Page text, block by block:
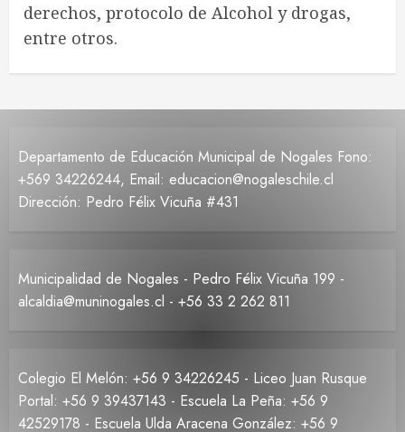
derechos, protocolo de Alcohol y drogas,
entre otros.
Departamento de Educación Municipal de Nogales Fono:
+569 34226244, Email: educacion@nogaleschile.cl
Dirección: Pedro Félix Vicuña #431
Municipalidad de Nogales - Pedro Félix Vicuña 199 -
alcaldia@muninogales.cl - +56 33 2 262 811
Colegio El Melón: +56 9 34226245 - Liceo Juan Rusque
Portal: +56 9 39437143 - Escuela La Peña: +56 9
42529178 - Escuela Ulda Aracena González: +56 9